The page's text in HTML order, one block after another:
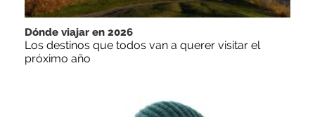
Dónde viajar en 2026
Los destinos que todos van a querer visitar el
próximo año